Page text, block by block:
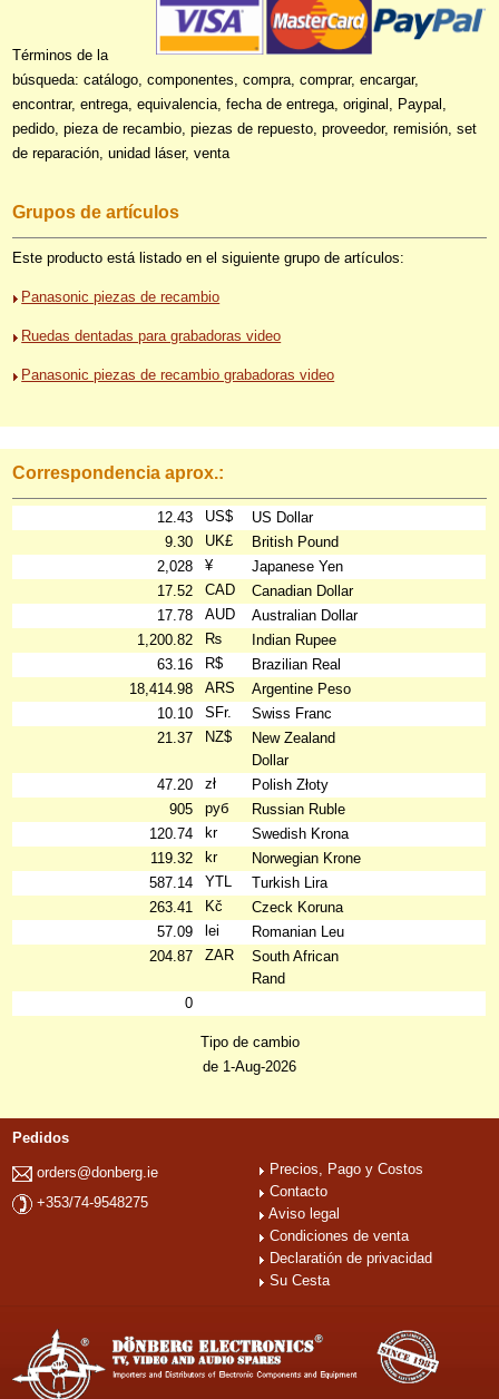
Términos de la
búsqueda: catálogo, componentes, compra, comprar, encargar,
encontrar, entrega, equivalencia, fecha de entrega, original, Paypal,
pedido, pieza de recambio, piezas de repuesto, proveedor, remisión, set
de reparación, unidad láser, venta
Grupos de artículos
Este producto está listado en el siguiente grupo de artículos:
Panasonic piezas de recambio
Ruedas dentadas para grabadoras video
Panasonic piezas de recambio grabadoras video
Correspondencia aprox.:
12.43 US$
US Dollar
9.30
UK£
British Pound
2,028
¥
Japanese Yen
17.52
CAD
Canadian Dollar
17.78
AUD
Australian Dollar
1,200.82
₨
Indian Rupee
63.16
R$
Brazilian Real
18,414.98
ARS
Argentine Peso
10.10
SFr.
Swiss Franc
21.37
NZ$
New Zealand
Dollar
47.20
zł
Polish Złoty
905
руб
Russian Ruble
120.74
kr
Swedish Krona
119.32
kr
Norwegian Krone
587.14
YTL
Turkish Lira
263.41
Kč
Czeck Koruna
57.09
lei
Romanian Leu
204.87
ZAR
South African
Rand
0
Tipo de cambio
de 1-Aug-2026
Pedidos
orders@donberg.ie
+353/74-9548275
Precios, Pago y Costos
Contacto
Aviso legal
Condiciones de venta
Declaratión de privacidad
Su Cesta